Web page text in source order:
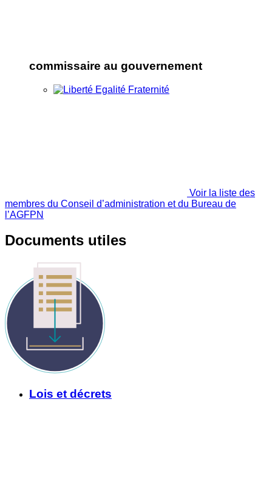
commissaire au gouvernement
Voir la liste des
membres du Conseil d’administration et du Bureau de
l’AGFPN
Documents utiles
Lois et décrets